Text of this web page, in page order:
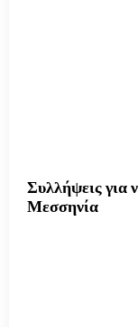
Συλλήψεις για
Μεσσηνία